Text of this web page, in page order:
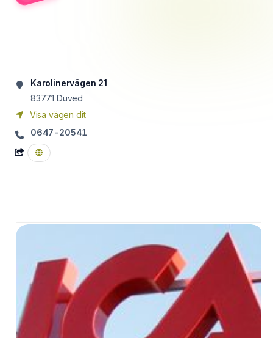
Karolinervägen 21
83771 Duved
Visa vägen dit
0647-20541